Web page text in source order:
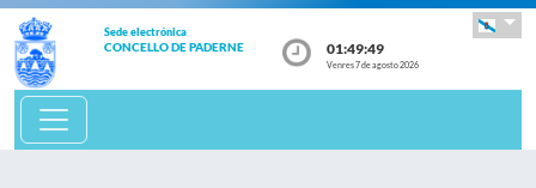
Sede electrónica
CONCELLO DE PADERNE 01:49:49
Venres 7 de agosto 2026